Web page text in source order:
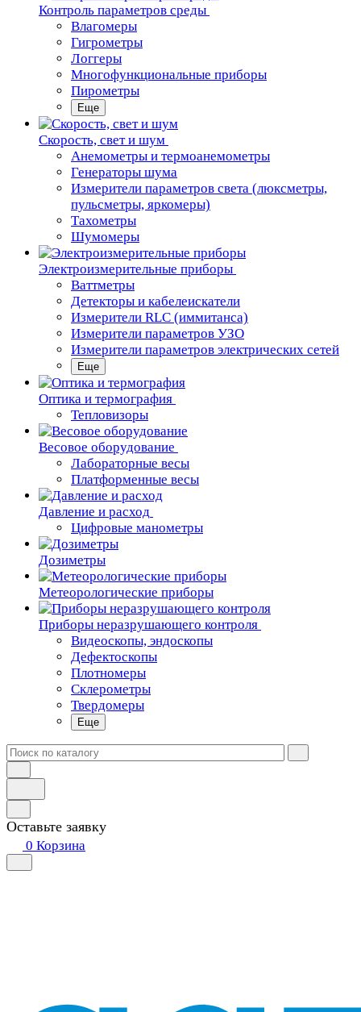
Контроль параметров среды
Влагомеры
Гигрометры
Логгеры
Многофункциональные приборы
Пирометры
Еще
Скорость, свет и шум
Анемометры и термоанемометры
Генераторы шума
Измерители параметров света (люксметры,
пульсметры, яркомеры)
Тахометры
Шумомеры
Электроизмерительные приборы
Ваттметры
Детекторы и кабелеискатели
Измерители RLC (иммитанса)
Измерители параметров УЗО
Измерители параметров электрических сетей
Еще
Oптика и термография
Тепловизоры
Весовое оборудование
Лабораторные весы
Платформенные весы
Давление и расход
Цифровые манометры
Дозиметры
Метеорологические приборы
Приборы неразрушающего контроля
Видеоскопы, эндоскопы
Дефектоскопы
Плотномеры
Склерометры
Твердомеры
Еще
Оставьте заявку
0 Корзина